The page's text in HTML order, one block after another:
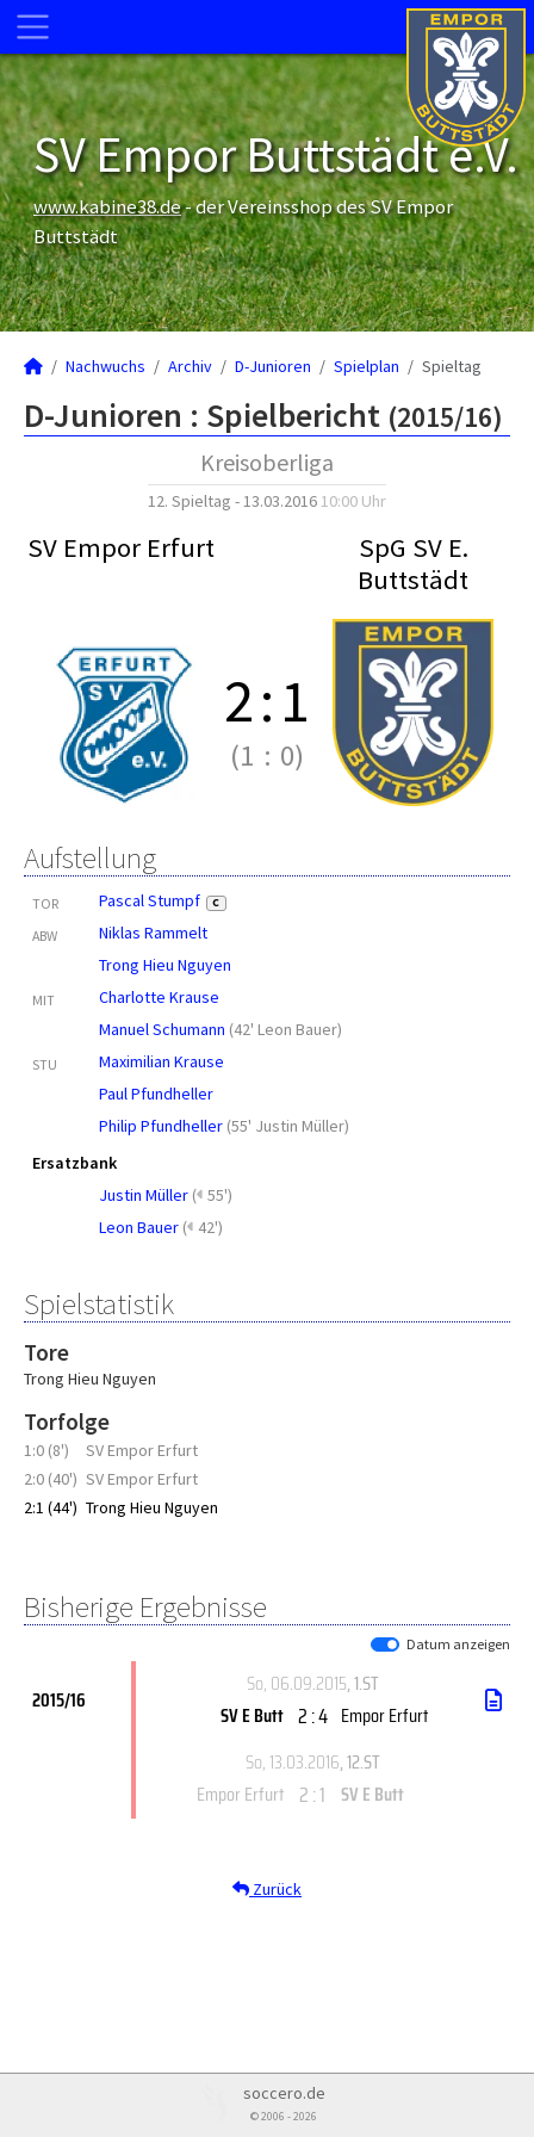
SV Empor Buttstädt e.V.
www.kabine38.de- der Vereinsshop des SV Empor
Buttstädt
Nachwuchs Archiv D-Junioren Spielplan Spieltag
D-Junioren : Spielbericht (2015/16)
Kreisoberliga
12. Spieltag - 13.03.2016 10:00 Uhr
SV Empor Erfurt
SpG SV E.
Buttstädt
2:1
(1 : 0)
Aufstellung
TOR Pascal Stumpf C
ABW
Niklas Rammelt
Trong Hieu Nguyen
MIT
Charlotte Krause
Manuel Schumann (42' Leon Bauer)
STU
Maximilian Krause
Paul Pfundheller
Philip Pfundheller (55' Justin Müller)
Ersatzbank
Justin Müller ( 55')
Leon Bauer ( 42')
Spielstatistik
Tore
Trong Hieu Nguyen
Torfolge
1:0 (8')
SV Empor Erfurt
2:0 (40') SV Empor Erfurt
2:1 (44') Trong Hieu Nguyen
Bisherige Ergebnisse
Datum anzeigen
2015/16
So, 06.09.2015, 1.ST
SV E Butt 2 : 4 Empor Erfurt
So, 13.03.2016, 12.ST
Empor Erfurt 2 : 1 SV E Butt
Zurück
soccero.de
© 2006 - 2026